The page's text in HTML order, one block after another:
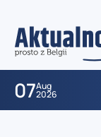
07Aug
2026